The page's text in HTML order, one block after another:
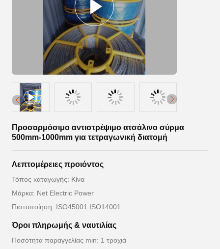
Προσαρμόσιμο αντιστρέψιμο ατσάλινο σύρμα
500mm-1000mm για τετραγωνική διατομή
Λεπτομέρειες προιόντος
Τόπος καταγωγής: Κίνα
Μάρκα: Net Electric Power
Πιστοποίηση: ISO45001 ISO14001
Όροι πληρωμής & ναυτιλίας
Ποσότητα παραγγελίας min: 1 τροχιά